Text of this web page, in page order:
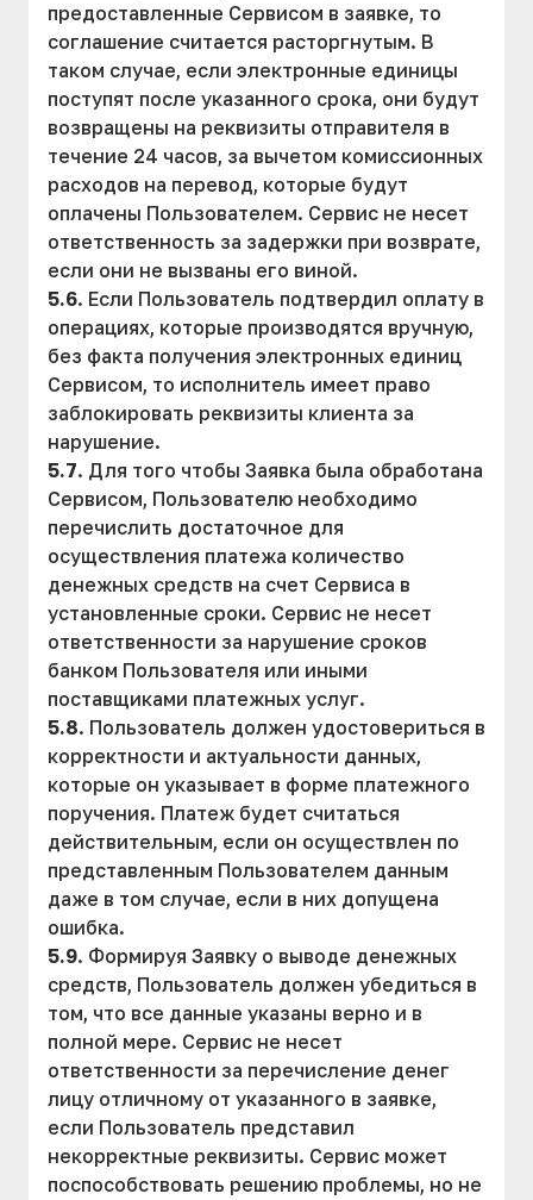
предоставленные Сервисом в заявке, то
соглашение считается расторгнутым. В
таком случае, если электронные единицы
поступят после указанного срока, они будут
возвращены на реквизиты отправителя в
течение 24 часов, за вычетом комиссионных
расходов на перевод, которые будут
оплачены Пользователем. Сервис не несет
ответственность за задержки при возврате,
если они не вызваны его виной.
5.6. Если Пользователь подтвердил оплату в
операциях, которые производятся вручную,
без факта получения электронных единиц
Сервисом, то исполнитель имеет право
заблокировать реквизиты клиента за
нарушение.
5.7. Для того чтобы Заявка была обработана
Сервисом, Пользователю необходимо
перечислить достаточное для
осуществления платежа количество
денежных средств на счет Сервиса в
установленные сроки. Сервис не несет
ответственности за нарушение сроков
банком Пользователя или иными
поставщиками платежных услуг.
5.8. Пользователь должен удостовериться в
корректности и актуальности данных,
которые он указывает в форме платежного
поручения. Платеж будет считаться
действительным, если он осуществлен по
представленным Пользователем данным
даже в том случае, если в них допущена
ошибка.
5.9. Формируя Заявку о выводе денежных
средств, Пользователь должен убедиться в
том, что все данные указаны верно и в
полной мере. Сервис не несет
ответственности за перечисление денег
лицу отличному от указанного в заявке,
если Пользователь представил
некорректные реквизиты. Сервис может
поспособствовать решению проблемы, но не